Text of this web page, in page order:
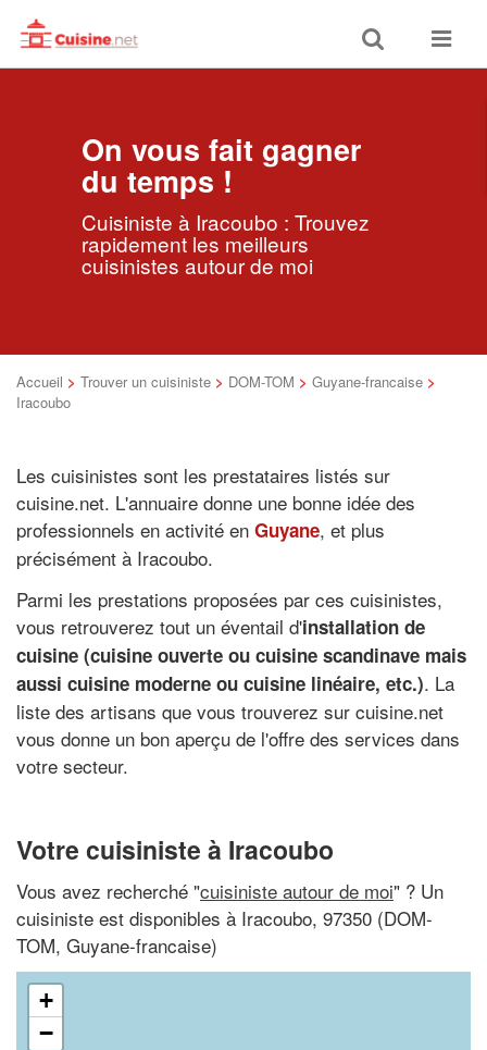
Toggle
search
Toggle
On vous fait gagner
du temps !
Cuisiniste à Iracoubo : Trouvez
rapidement les meilleurs
cuisinistes autour de moi
Accueil > Trouver un cuisiniste > DOM-TOM > Guyane-francaise >
Iracoubo
Les cuisinistes sont les prestataires listés sur
cuisine.net. L'annuaire donne une bonne idée des
professionnels en activité en Guyane, et plus
précisément à Iracoubo.
Parmi les prestations proposées par ces cuisinistes,
vous retrouverez tout un éventail d'installation de
cuisine (cuisine ouverte ou cuisine scandinave mais
aussi cuisine moderne ou cuisine linéaire, etc.). La
liste des artisans que vous trouverez sur cuisine.net
vous donne un bon aperçu de l'offre des services dans
votre secteur.
Votre cuisiniste à Iracoubo
Vous avez recherché "cuisiniste autour de moi" ? Un
cuisiniste est disponibles à Iracoubo, 97350 (DOM-
TOM, Guyane-francaise)
+
−